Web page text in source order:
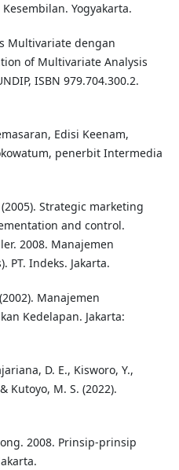
Yogyakarta.
Multivariate dengan
of Multivariate Analysis
ISBN 979.704.300.2.
Edisi Keenam,
penerbit Intermedia
Strategic marketing
and control.
2008. Manajemen
PT. Indeks. Jakarta.
Manajemen
Kedelapan. Jakarta:
D. E., Kisworo, Y.,
Kutoyo, M. S. (2022).
2008. Prinsip-prinsip